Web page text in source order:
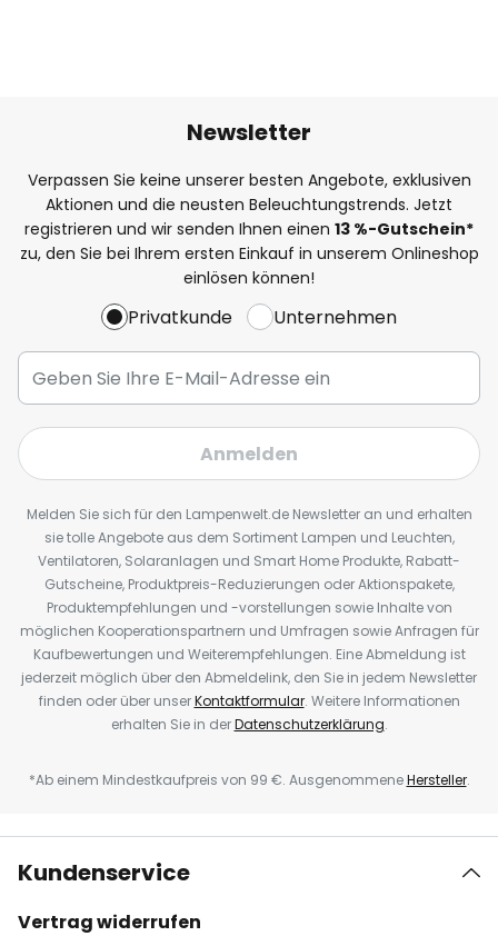
Newsletter
Verpassen Sie keine unserer besten Angebote, exklusiven
Aktionen und die neusten Beleuchtungstrends. Jetzt
registrieren und wir senden Ihnen einen 13 %-Gutschein*
zu, den Sie bei Ihrem ersten Einkauf in unserem Onlineshop
einlösen können!
Privatkunde Unternehmen
Anmelden
Melden Sie sich für den Lampenwelt.de Newsletter an und erhalten
sie tolle Angebote aus dem Sortiment Lampen und Leuchten,
Ventilatoren, Solaranlagen und Smart Home Produkte, Rabatt-
Gutscheine, Produktpreis-Reduzierungen oder Aktionspakete,
Produktempfehlungen und -vorstellungen sowie Inhalte von
möglichen Kooperationspartnern und Umfragen sowie Anfragen für
Kaufbewertungen und Weiterempfehlungen. Eine Abmeldung ist
jederzeit möglich über den Abmeldelink, den Sie in jedem Newsletter
finden oder über unserKontaktformular. Weitere Informationen
erhalten Sie in derDatenschutzerklärung.
*Ab einem Mindestkaufpreis von 99 €. AusgenommeneHersteller.
Kundenservice
Vertrag widerrufen